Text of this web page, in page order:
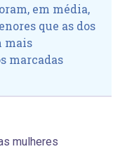
em média,
que as dos
mais
marcadas
mulheres